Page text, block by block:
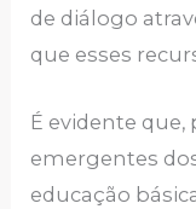
de diálogo
que esses
É evidente que,
emergentes
educação